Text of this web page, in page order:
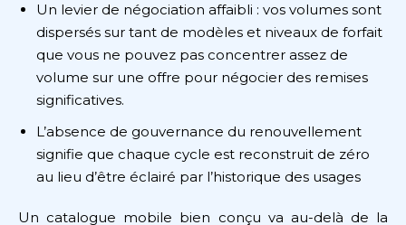
Un levier de négociation affaibli : vos volumes sont
dispersés sur tant de modèles et niveaux de forfait
que vous ne pouvez pas concentrer assez de
volume sur une offre pour négocier des remises
significatives.
L’absence de gouvernance du renouvellement
signifie que chaque cycle est reconstruit de zéro
au lieu d’être éclairé par l’historique des usages
Un catalogue mobile bien conçu va au-delà de la